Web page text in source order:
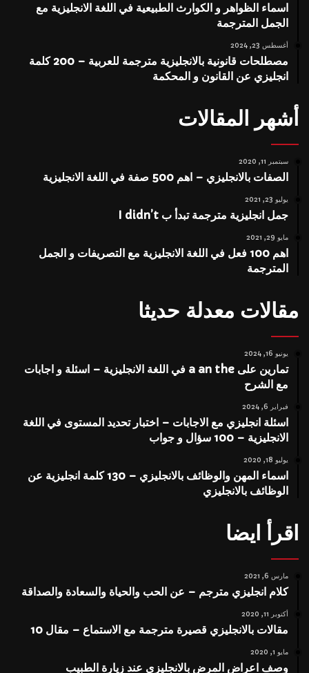
اسماء الظواهر و الكوارث الطبيعية في اللغة الانجليزية مع
الجمل المترجمة
أغسطس 23, 2024
مصطلحات قانونية بالانجليزية مترجمة للعربية – 200 كلمة
انجليزي عن القانون و المحكمة
أشهر المقالات
سبتمبر 11, 2020
الصفات بالانجليزي – اهم 500 صفة في اللغة الانجليزية
يوليو 23, 2021
جمل انجليزية مترجمة تبدأ ب I didn’t
مايو 29, 2021
اهم 100 فعل في اللغة الانجليزية مع التصريفات و الجمل
المترجمة
مقالات معدلة حديثا
يونيو 16, 2024
تمارين على a an the في اللغة الانجليزية – اسئلة و اجابات
مع الشرح
فبراير 6, 2024
اسئلة انجليزي مع الاجابات – اختبار تحديد المستوى في اللغة
الانجليزية – 100 سؤال و جواب
يوليو 18, 2020
اسماء المهن والوظائف بالانجليزي – 130 كلمة انجليزية عن
الوظائف بالانجليزي
اقرأ ايضا
مارس 6, 2021
كلام انجليزي مترجم – عن الحب والحياة والسعادة والصداقة
أكتوبر 11, 2020
مقالات بالانجليزي قصيرة مترجمة مع الاستماع – مقال 10
مايو 1, 2020
وصف اعراض المرض بالانجليزي عند زيارة الطبيب